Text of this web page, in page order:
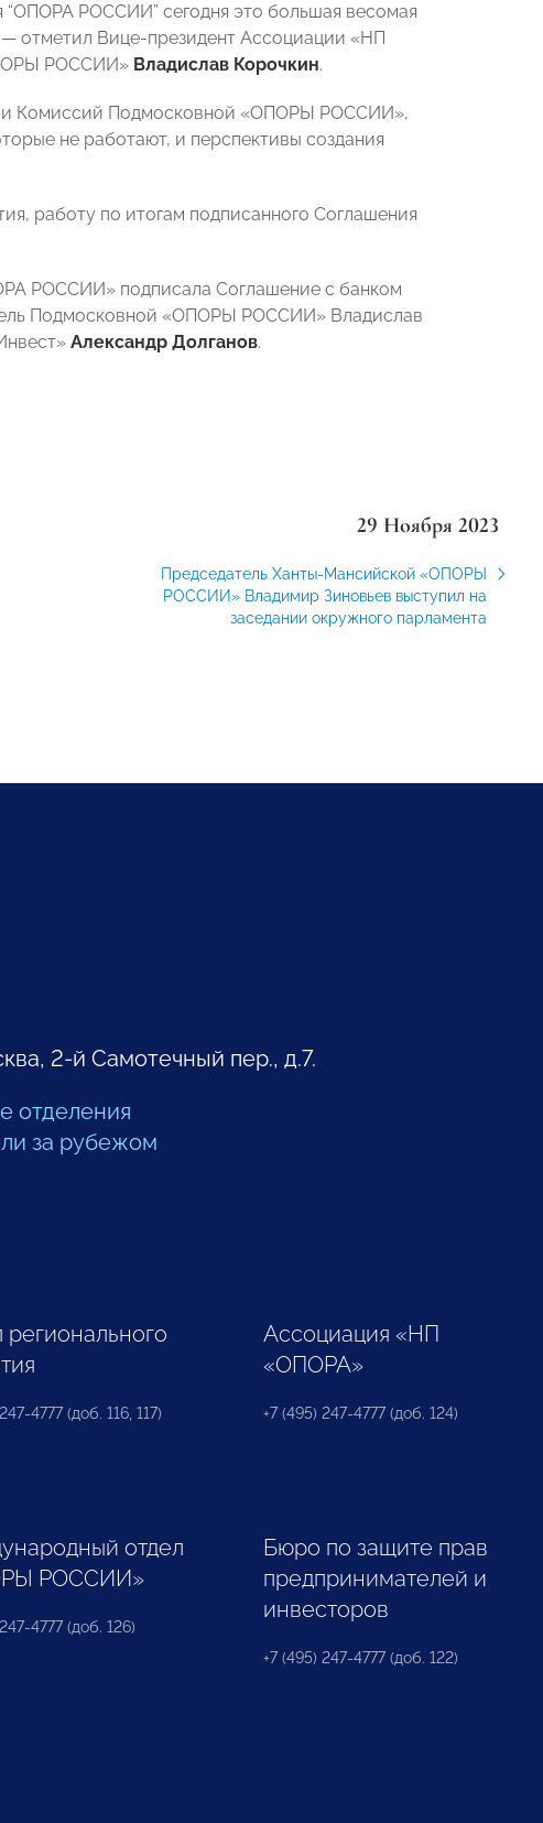
РОССИИ” сегодня это большая весомая
— отметил Вице-президент Ассоциации «НП
РОССИИ» Владислав Корочкин.
и Комиссий Подмосковной «ОПОРЫ РОССИИ»,
не работают, и перспективы создания
работу по итогам подписанного Соглашения
РОССИИ» подписала Соглашение с банком
Подмосковной «ОПОРЫ РОССИИ» Владислав
Александр Долганов.
29 Ноября 2023
Председатель Ханты-Мансийской «ОПОРЫ
РОССИИ» Владимир Зиновьев выступил на
заседании окружного парламента
2-й Самотечный пер., д.7.
отделения
за рубежом
регионального
4777 (доб. 116, 117)
Ассоциация «НП
«ОПОРА»
+7 (495) 247-4777 (доб. 124)
отдел
РОССИИ»
4777 (доб. 126)
Бюро по защите прав
предпринимателей и
инвесторов
+7 (495) 247-4777 (доб. 122)